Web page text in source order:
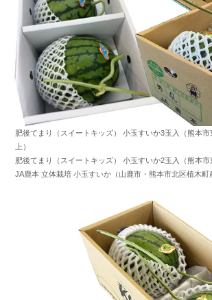
肥後てまり（スイートキッズ） 小玉すいか3玉入（熊本
上）
肥後てまり（スイートキッズ） 小玉すいか2玉入（熊本市
JA鹿本 立体栽培 小玉すいか（山鹿市・熊本市北区植木町